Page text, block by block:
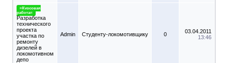
=Курсовая
работа=
Разработка
технического
проекта
участка по
ремонту
дизелей в
локомотивном
депо
Admin Студенту-локомотивщику 0
03.04.2011
13:46